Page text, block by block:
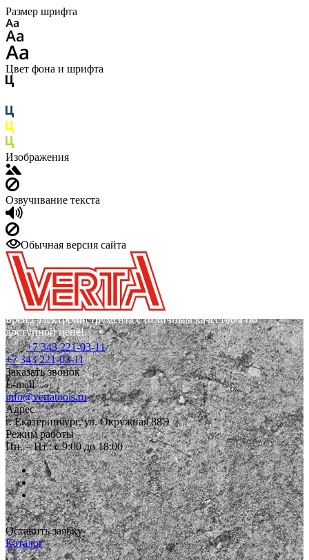
Размер шрифта
Цвет фона и шрифта
Изображения
Озвучивание текста
Обычная версия сайта
Бренд электроинструмента с отличным качеством по
доступной цене!
+7 343 221-03-11
+7 343 221-03-11
Заказать звонок
E-mail
info@vertatools.ru
Адрес
г. Екатеринбург, ул. Окружная 88Э
Режим работы
Пн. – Пт.: с 9:00 до 18:00
Оставить заявку
Каталог